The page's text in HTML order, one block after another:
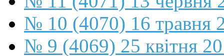
№ 10 (4070) 16 травня
№ 9 (4069) 25 квітня